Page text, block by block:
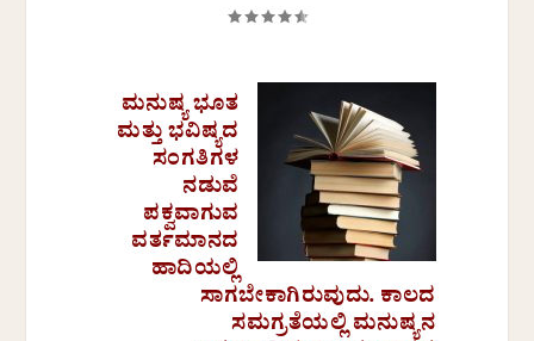
ಮನುಷ್ಯ ಭೂತ
ಮತ್ತು ಭವಿಷ್ಯದ
ಸಂಗತಿಗಳ
ನಡುವೆ
ಪಕ್ವವಾಗುವ
ವರ್ತಮಾನದ
ಹಾದಿಯಲ್ಲಿ
ಸಾಗಬೇಕಾಗಿರುವುದು. ಕಾಲದ
ಸಮಗ್ರತೆಯಲ್ಲಿ ಮನುಷ್ಯನ